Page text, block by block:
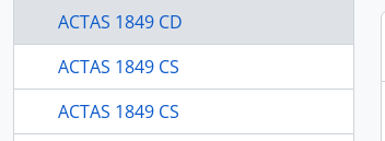
ACTAS 1849 CD
ACTAS 1849 CS
ACTAS 1849 CS